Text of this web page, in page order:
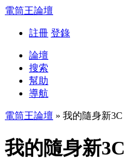
電筒王論壇
註冊 登錄
論壇
搜索
幫助
導航
電筒王論壇 » 我的隨身新3C
我的隨身新3C